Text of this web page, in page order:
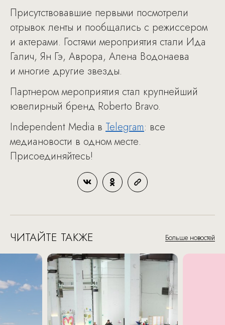
Присутствовавшие первыми посмотрели
отрывок ленты и пообщались с режиссером
и актерами. Гостями мероприятия стали Ида
Галич, Ян Гэ, Аврора, Алена Водонаева
и многие другие звезды.
Партнером мероприятия стал крупнейший
ювелирный бренд Roberto Bravo.
Independent Media в Telegram: все
медиановости в одном месте.
Присоединяйтесь!
ЧИТАЙТЕ ТАКЖЕ Больше новостей